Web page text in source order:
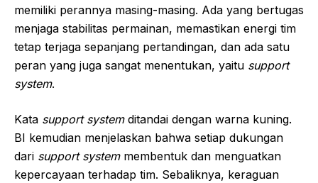
memiliki perannya masing-masing. Ada yang bertugas
menjaga stabilitas permainan, memastikan energi tim
tetap terjaga sepanjang pertandingan, dan ada satu
peran yang juga sangat menentukan, yaitu support
system.
Kata support systemditandai dengan warna kuning.
BI kemudian menjelaskan bahwa setiap dukungan
dari support systemmembentuk dan menguatkan
kepercayaan terhadap tim. Sebaliknya, keraguan